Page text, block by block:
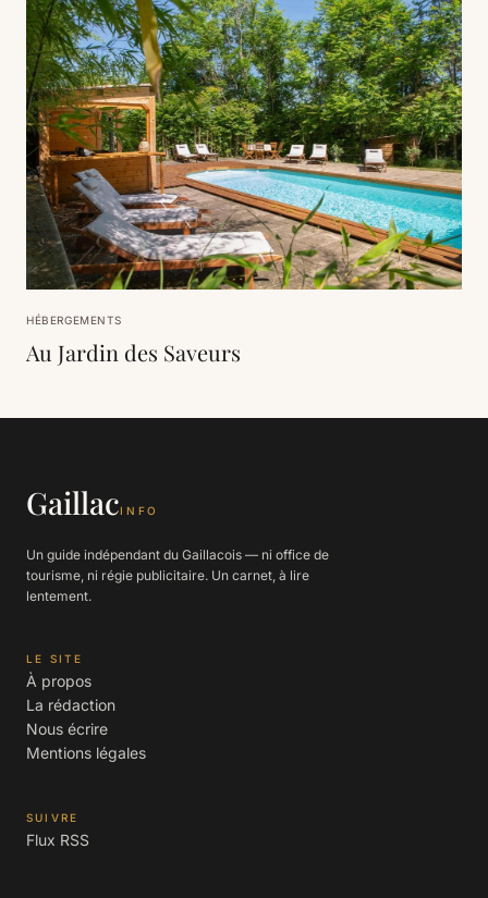
HÉBERGEMENTS
Au Jardin des Saveurs
GaillacINFO
Un guide indépendant du Gaillacois — ni office de
tourisme, ni régie publicitaire. Un carnet, à lire
lentement.
LE SITE
À propos
La rédaction
Nous écrire
Mentions légales
SUIVRE
Flux RSS